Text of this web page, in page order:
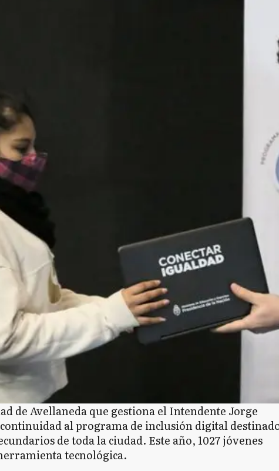
de Avellaneda que gestiona el Intendente Jorge
al programa de inclusión digital
de toda la ciudad. Este año, 1027 jóvenes
tecnológica.